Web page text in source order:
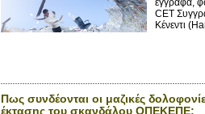
CET
Κένεντι
Πως συνδέονται οι μαζικές
έκτασης του σκανδάλου ΟΠΕΚΕΠΕ;